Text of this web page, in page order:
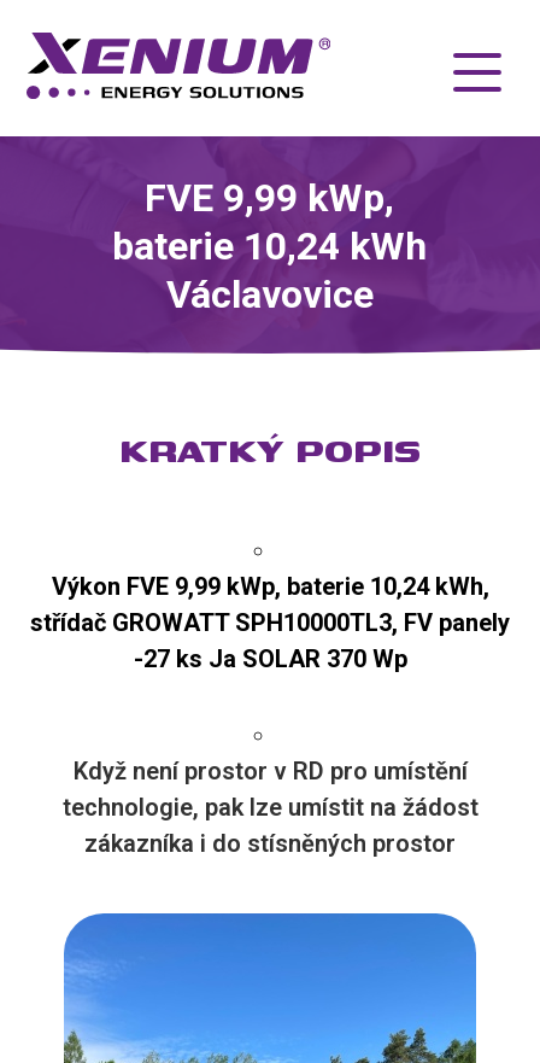
FVE 9,99 kWp,
baterie 10,24 kWh
Václavovice
KRATKÝ POPIS
Výkon FVE 9,99 kWp, baterie 10,24 kWh,
střídač GROWATT SPH10000TL3, FV panely
-27 ks Ja SOLAR 370 Wp
Když není prostor v RD pro umístění
technologie, pak lze umístit na žádost
zákazníka i do stísněných prostor